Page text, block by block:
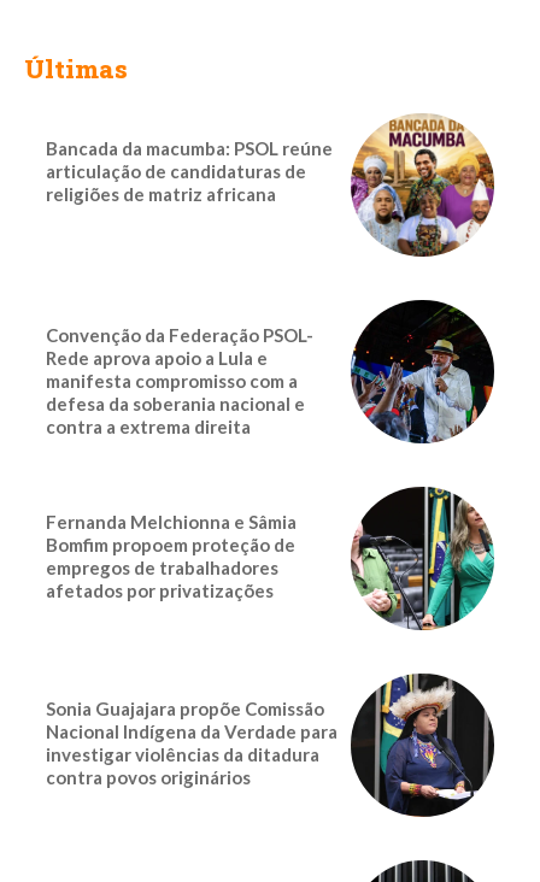
Últimas
Bancada da macumba: PSOL reúne
articulação de candidaturas de
religiões de matriz africana
Convenção da Federação PSOL-
Rede aprova apoio a Lula e
manifesta compromisso com a
defesa da soberania nacional e
contra a extrema direita
Fernanda Melchionna e Sâmia
Bomfim propoem proteção de
empregos de trabalhadores
afetados por privatizações
Sonia Guajajara propõe Comissão
Nacional Indígena da Verdade para
investigar violências da ditadura
contra povos originários